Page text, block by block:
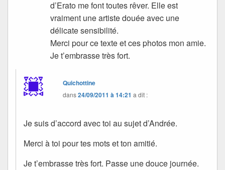
d’Erato me font toutes rêver. Elle est
vraiment une artiste douée avec une
délicate sensibilité.
Merci pour ce texte et ces photos mon amie.
Je t’embrasse très fort.
Quichottine
dans24/09/2011 à 14:21 a dit :
Je suis d’accord avec toi au sujet d’Andrée.
Merci à toi pour tes mots et ton amitié.
Je t’embrasse très fort. Passe une douce journée.